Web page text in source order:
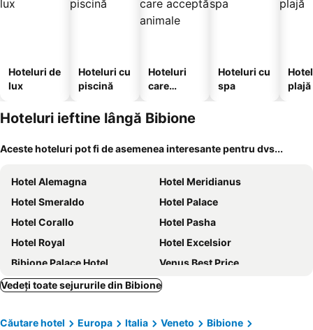
Hoteluri de
lux
Hoteluri cu
piscină
Hoteluri
care
animale
Hoteluri cu
spa
plajă
Hoteluri ieftine lângă Bibione
Aceste hoteluri pot fi de asemenea interesante pentru dvs...
Hotel Alemagna
Hotel Meridianus
Hotel Smeraldo
Hotel Palace
Hotel Corallo
Hotel Pasha
Hotel Royal
Hotel Excelsior
Bibione Palace Hotel
Venus Best Price
Mediterranee Family & Spa Hotel
Savoy Beach Hotel & Thermal Spa
Hotel Cristallo
Hotel Bembo
Vedeți toate sejururile din Bibione
Căutare hotel Europa Italia Veneto
Bibione